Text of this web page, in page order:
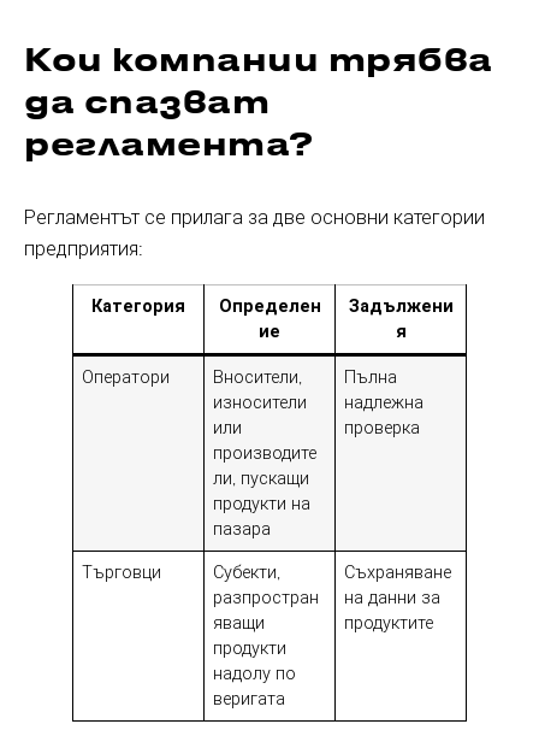
Кои компании трябва
да спазват
регламента?
Регламентът се прилага за две основни категории
предприятия:
Категория
Определен
ие
Задължени
я
Оператори
Вносители,
износители
или
производите
ли, пускащи
продукти на
пазара
Пълна
надлежна
проверка
Търговци
Субекти,
разпростран
яващи
продукти
надолу по
веригата
Съхраняване
на данни за
продуктите